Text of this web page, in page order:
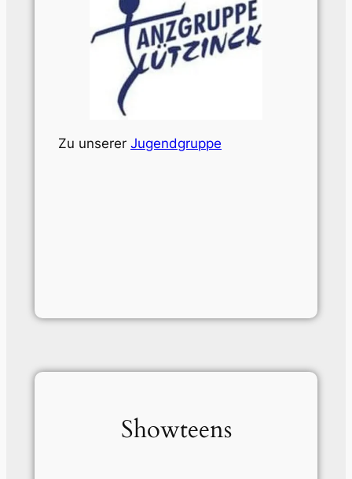
Zu unserer Jugendgruppe
Showteens